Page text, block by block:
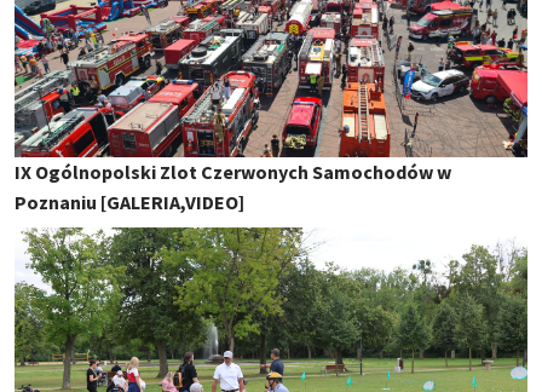
IX Ogólnopolski Zlot Czerwonych Samochodów w
Poznaniu [GALERIA,VIDEO]